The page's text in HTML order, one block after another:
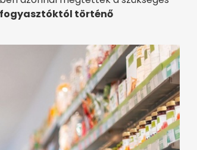
történő